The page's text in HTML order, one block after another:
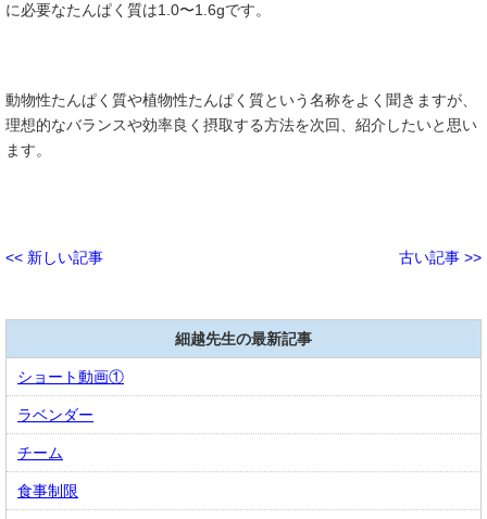
に必要なたんぱく質は1.0〜1.6gです。
動物性たんぱく質や植物性たんぱく質という名称をよく聞きますが、
理想的なバランスや効率良く摂取する方法を次回、紹介したいと思い
ます。
古い記事 >>
<< 新しい記事
細越先生の最新記事
ショート動画①
ラベンダー
チーム
食事制限